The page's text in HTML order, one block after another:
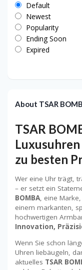
Default
Newest
Popularity
Ending Soon
Expired
About TSAR
TSAR
zu besten
Wer eine Uhr trägt,
– er setzt ein
BOMBA, eine
einem markanten,
hochwertigen
Innovation,
Wenn Sie schon
Uhren liebäugeln,
aktuelles TSAR